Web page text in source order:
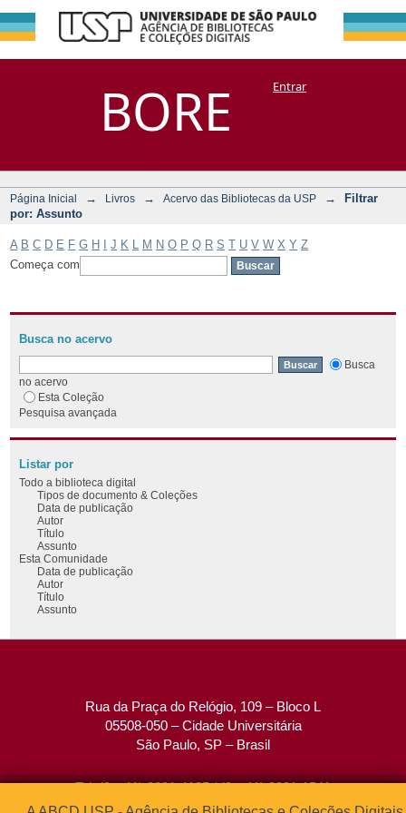
BORE
Filtrar por:
Assunto
DSpace/Manakin + CoriscoEntrar
Página Inicial → Livros → Acervo das Bibliotecas da USP →
Filtrar
por: Assunto
A B C D E F G H J K M N O P Q R S T U V W X Y Z
Começa com
Busca no acervo
Busca
no acervo
Esta Coleção
Pesquisa avançada
Listar por
Todo a biblioteca digital
Tipos de documento & Coleções
Data de publicação
Autor
Título
Assunto
Esta Comunidade
Data de publicação
Autor
Título
Assunto
Rua da Praça do Relógio, 109 – Bloco L
05508-050 – Cidade Universitária
São Paulo, SP – Brasil
Tel: (0xx11) 3091-4195 / (0xx11) 3091-1541
Fax: (0xx11) 3091-1567